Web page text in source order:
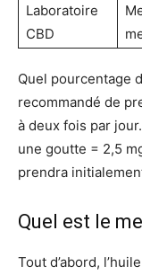
Laboratoire
CBD
Quel pourcentage
recommandé de
à deux fois par
une goutte = 2,5
prendra
Quel est le
Tout d’abord,